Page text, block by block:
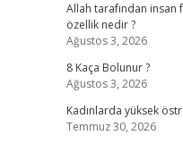
Allah tarafından insan
özellik nedir ?
Ağustos 3, 2026
8 Kaça Bolunur ?
Ağustos 3, 2026
Kadınlarda yüksek
Temmuz 30, 2026